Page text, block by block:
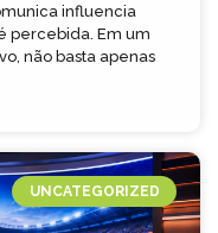
influencia
percebida. Em um
não basta apenas
UNCATEGORIZED